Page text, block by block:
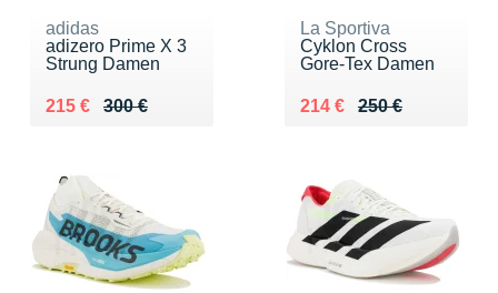
adidas
adizero Prime X 3
Strung Damen
300 €
Au lieu de 300 €
215 €
Vendu 215 €
La Sportiva
Cyklon Cross
Gore-Tex Damen
250 €
Au lieu de 250 €
214 €
Vendu 214 €